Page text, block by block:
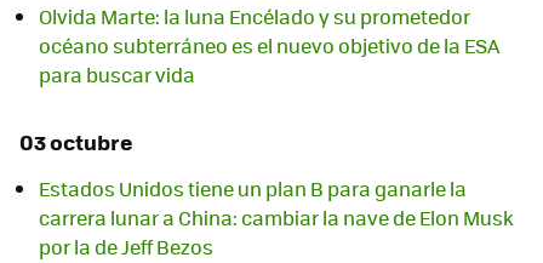
Olvida Marte: la luna Encélado y su prometedor
océano subterráneo es el nuevo objetivo de la ESA
para buscar vida
03 octubre
Estados Unidos tiene un plan B para ganarle la
carrera lunar a China: cambiar la nave de Elon Musk
por la de Jeff Bezos